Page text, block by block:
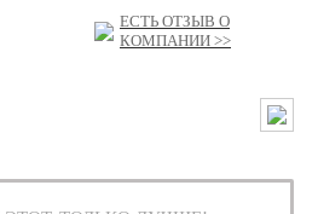
ЕСТЬ ОТЗЫВ О
КОМПАНИИ >>